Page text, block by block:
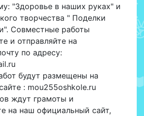
"Здоровье в наших руках" и
творчества " Поделки
Совместные работы
и отправляйте на
по адресу:
будут размещены на
: mou255oshkole.ru
ждут грамоты и
на наш официальный сайт,